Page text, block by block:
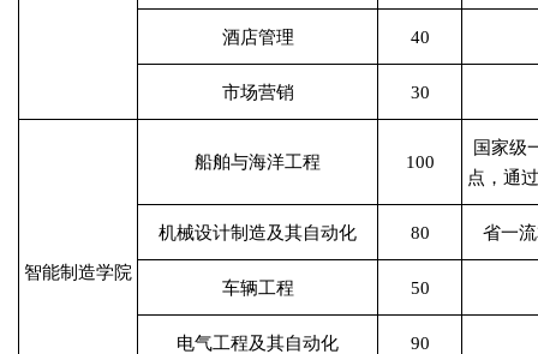
酒店管理 40
市场营销 30
智能制造学院
船舶与海洋工程 100
国家级
点，通过
机械设计制造及其自动化 80 省一
车辆工程 50
电气工程及其自动化 90